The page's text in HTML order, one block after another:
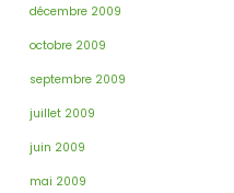
décembre 2009
octobre 2009
septembre 2009
juillet 2009
juin 2009
mai 2009